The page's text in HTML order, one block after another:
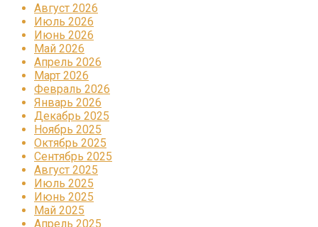
Август 2026
Июль 2026
Июнь 2026
Май 2026
Апрель 2026
Март 2026
Февраль 2026
Январь 2026
Декабрь 2025
Ноябрь 2025
Октябрь 2025
Сентябрь 2025
Август 2025
Июль 2025
Июнь 2025
Май 2025
Апрель 2025